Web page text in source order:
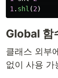
1 . shl (2)
Global 함
클래스 외부
없이 사용